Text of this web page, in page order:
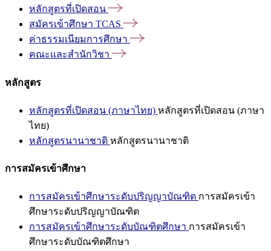
หลักสูตรที่เปิดสอน
สมัครเข้าศึกษา TCAS
ค่าธรรมเนียมการศึกษา
คณะและสำนักวิชา
หลักสูตร
หลักสูตรที่เปิดสอน (ภาษาไทย) หลักสูตรที่เปิดสอน (ภาษา
ไทย)
หลักสูตรนานาชาติ หลักสูตรนานาชาติ
การสมัครเข้าศึกษา
การสมัครเข้าศึกษาระดับปริญญาบัณฑิต การสมัครเข้า
ศึกษาระดับปริญญาบัณฑิต
การสมัครเข้าศึกษาระดับบัณฑิตศึกษา การสมัครเข้า
ศึกษาระดับบัณฑิตศึกษา